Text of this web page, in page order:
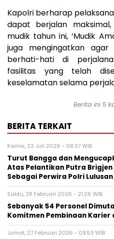
Kapolri berharap
dapat berjalan
mudik tahun ini, ‘Mudik
juga mengingatkan
berhati-hati di
fasilitas yang telah
keselamatan selama
Berita ini 5
BERITA TERKAIT
Kamis, 23 Juli 2026 - 08:37 WIB
Turut Bangga dan
Atas Pelantikan Putra Brigjen
Sebagai Perwira Polri Lulusan
Sabtu, 28 Februari 2026 - 21:26 WIB
Sebanyak 54 Personel
Komitmen Pembinaan Karier
Jumat, 27 Februari 2026 - 09:53 WIB